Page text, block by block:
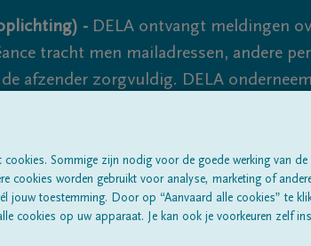
- DELA ontvangt meldingen
tracht men mailadressen, andere
afzender zorgvuldig. DELA
uit te sluiten, dus blijf waakzaam.
Alle rouwberichten Over
cookies. Sommige zijn nodig voor de goede werking van de
cookies worden gebruikt voor analyse, marketing of
jouw toestemming. Door op “Aanvaard alle cookies” te
cookies op uw apparaat. Je kan ook je voorkeuren zelf